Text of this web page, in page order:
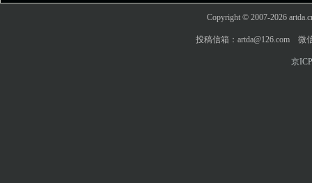
Copyright © 2007-2026
投稿信箱：artda@126.com 微
京